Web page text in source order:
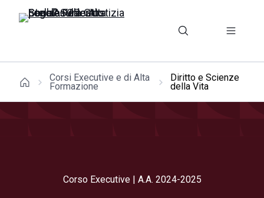
Corsi Executive e di Alta
Formazione
Diritto e Scienze
della Vita
Corso Executive | A.A. 2024-2025